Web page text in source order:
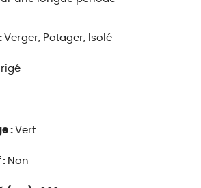
Verger, Potager, Isolé
: Vert
: Non